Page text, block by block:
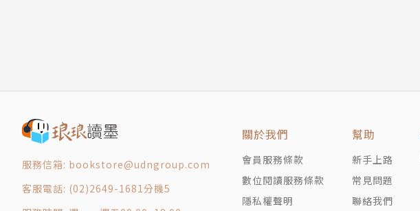
服務信箱: bookstore@udngroup.com
客服電話: (02)2649-1681分機5
關於我們
會員服務條款
數位閱讀服務條款
隱私權聲明
幫助
新手上路
常見問題
聯絡我們